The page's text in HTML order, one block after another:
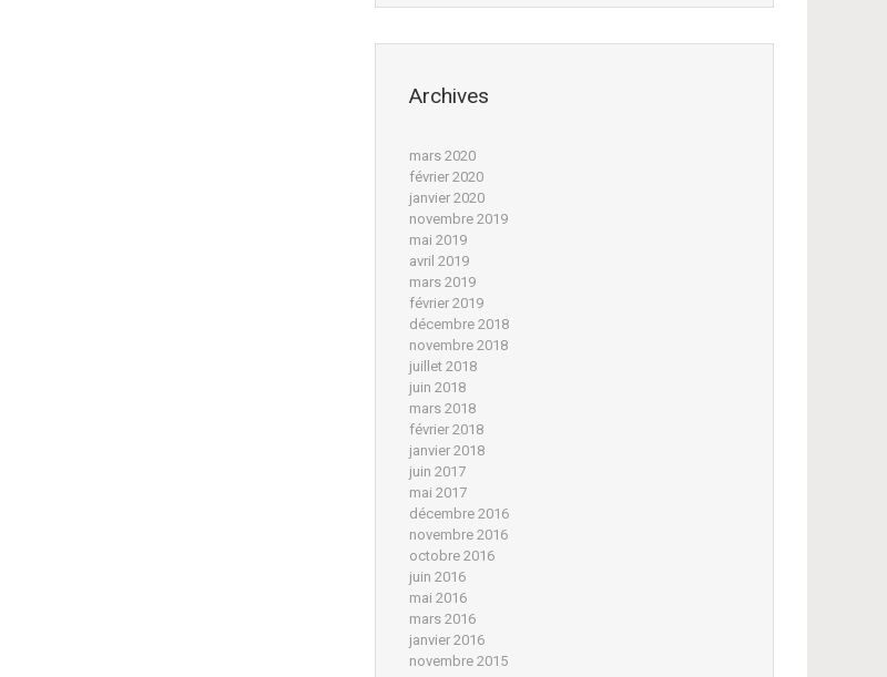
Archives
mars 2020
février 2020
janvier 2020
novembre 2019
mai 2019
avril 2019
mars 2019
février 2019
décembre 2018
novembre 2018
juillet 2018
juin 2018
mars 2018
février 2018
janvier 2018
juin 2017
mai 2017
décembre 2016
novembre 2016
octobre 2016
juin 2016
mai 2016
mars 2016
janvier 2016
novembre 2015